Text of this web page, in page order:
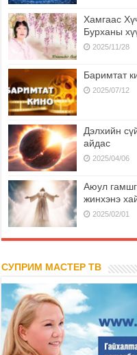
Хамгаас
Бурханы
2025/11/28
Баримтат
2025/07/12
Дэлхийн
айдас
2025/04/06
Аюул
жинхэнэ
2025/02/01
СУПРИМ МАСТЕР ТВ